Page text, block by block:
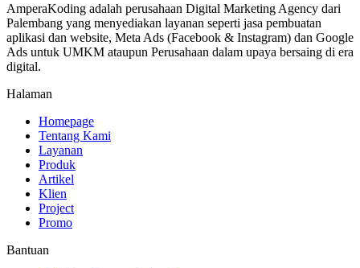
AmperaKoding adalah perusahaan Digital Marketing Agency dari
Palembang yang menyediakan layanan seperti jasa pembuatan
aplikasi dan website, Meta Ads (Facebook & Instagram) dan Google
Ads untuk UMKM ataupun Perusahaan dalam upaya bersaing di era
digital.
Halaman
Homepage
Tentang Kami
Layanan
Produk
Artikel
Klien
Project
Promo
Bantuan